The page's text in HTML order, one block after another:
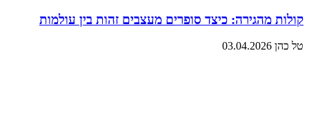
קולות מהגירה: כיצד סופרים מעצבים זהות בין עולמות
טל כהן 03.04.2026